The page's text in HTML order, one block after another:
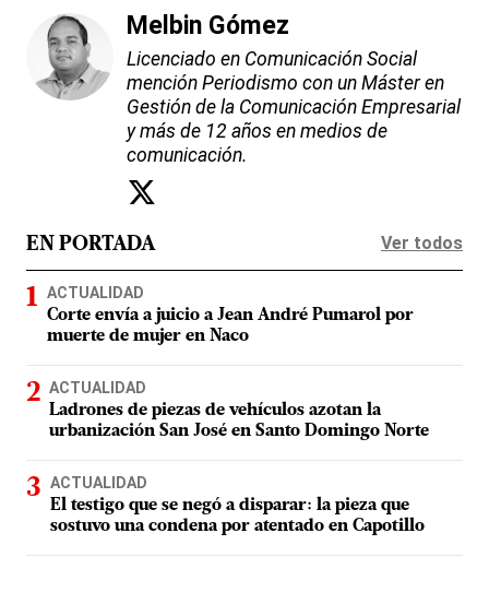
Melbin Gómez
Licenciado en Comunicación Social
mención Periodismo con un Máster en
Gestión de la Comunicación Empresarial
y más de 12 años en medios de
comunicación.
EN PORTADA Ver todos
ACTUALIDAD
Corte envía a juicio a Jean André Pumarol por
muerte de mujer en Naco
ACTUALIDAD
Ladrones de piezas de vehículos azotan la
urbanización San José en Santo Domingo Norte
ACTUALIDAD
El testigo que se negó a disparar: la pieza que
sostuvo una condena por atentado en Capotillo